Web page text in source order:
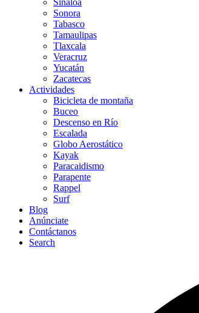
Sinaloa
Sonora
Tabasco
Tamaulipas
Tlaxcala
Veracruz
Yucatán
Zacatecas
Actividades
Bicicleta de montaña
Buceo
Descenso en Río
Escalada
Globo Aerostático
Kayak
Paracaidismo
Parapente
Rappel
Surf
Blog
Anúnciate
Contáctanos
Search